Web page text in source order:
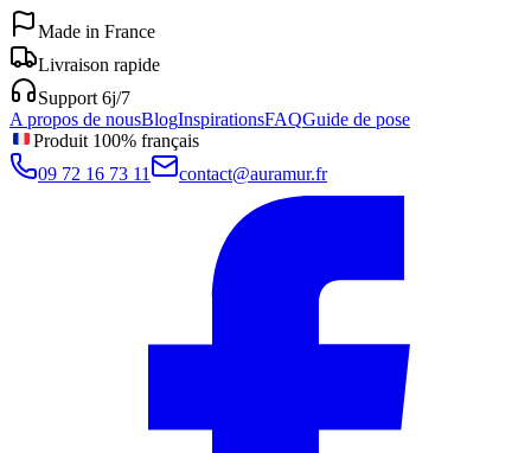
Made in France
Livraison rapide
Support 6j/7
A propos de nousBlogInspirationsFAQGuide de pose
Produit 100% français
09 72 16 73 11
contact@auramur.fr